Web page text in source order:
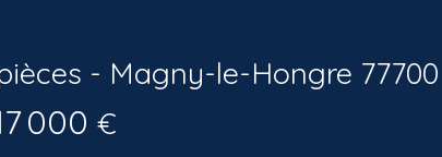
- Magny-le-Hongre 77700
000 €